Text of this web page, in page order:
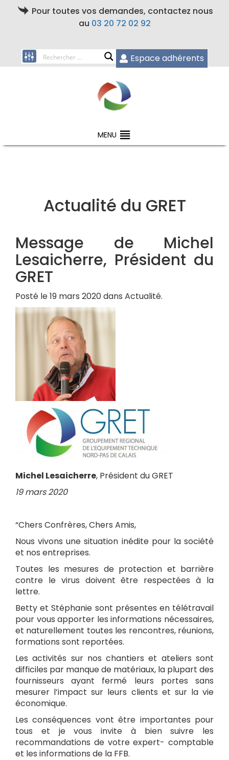
Pour toutes vos demandes, contactez nous
au 03 20 72 02 92
Espace adhérents
MENU
Actualité du GRET
Message de Michel
Lesaicherre, Président du
GRET
Posté le 19 mars 2020 dans Actualité.
Michel Lesaicherre, Président du GRET
19 mars 2020
“Chers Confrères, Chers Amis,
Nous vivons une situation inédite pour la société
et nos entreprises.
Toutes les mesures de protection et barrière
contre le virus doivent être respectées à la
lettre.
Betty et Stéphanie sont présentes en télétravail
pour vous apporter les informations nécessaires,
et naturellement toutes les rencontres, réunions,
formations sont reportées.
Les activités sur nos chantiers et ateliers sont
difficiles par manque de matériaux, la plupart des
fournisseurs ayant fermé leurs portes sans
mesurer l’impact sur leurs clients et sur la vie
économique.
Les conséquences vont être importantes pour
tous et je vous invite à bien suivre les
recommandations de votre expert- comptable
et les informations de la FFB.